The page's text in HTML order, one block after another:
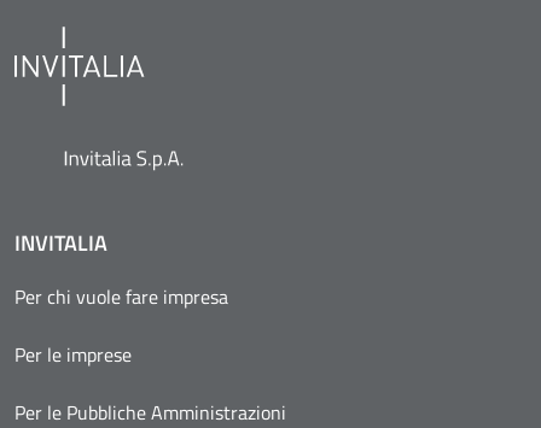
INVITALIA
Per chi vuole fare impresa
Per le imprese
Per le Pubbliche Amministrazioni